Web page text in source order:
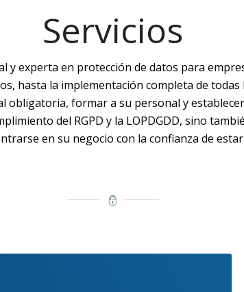
Servicios
experta en protección de datos para
hasta la implementación completa de
obligatoria, formar a su personal y
del RGPD y la LOPDGDD, sino
en su negocio con la confianza de